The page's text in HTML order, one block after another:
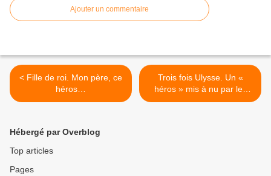
Ajouter un commentaire
< Fille de roi. Mon père, ce
héros…
Trois fois Ulysse. Un «
héros » mis à nu par les
femmes. >
Hébergé par Overblog
Top articles
Pages